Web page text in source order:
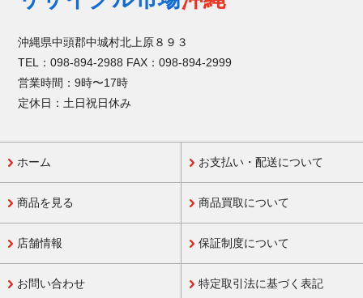
沖縄県中頭郡中城村北上原８９３
TEL：098-894-2988 FAX：098-894-2999
営業時間：9時〜17時
定休日：土日祝日休み
ホーム
商品を見る
店舗情報
お問い合わせ
お支払い・配送について
商品買取について
保証制度について
特定取引法に基づく表記